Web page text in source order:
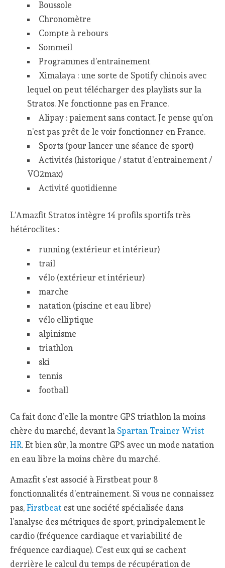
Boussole
Chronomètre
Compte à rebours
Sommeil
Programmes d’entrainement
Ximalaya : une sorte de Spotify chinois avec
lequel on peut télécharger des playlists sur la
Stratos. Ne fonctionne pas en France.
Alipay : paiement sans contact. Je pense qu’on
n’est pas prêt de le voir fonctionner en France.
Sports (pour lancer une séance de sport)
Activités (historique / statut d’entrainement /
VO2max)
Activité quotidienne
L’Amazfit Stratos intègre 14 profils sportifs très
hétéroclites :
running (extérieur et intérieur)
trail
vélo (extérieur et intérieur)
marche
natation (piscine et eau libre)
vélo elliptique
alpinisme
triathlon
ski
tennis
football
Ca fait donc d’elle la montre GPS triathlon la moins
chère du marché, devant la Spartan Trainer Wrist
HR. Et bien sûr, la montre GPS avec un mode natation
en eau libre la moins chère du marché.
Amazfit s’est associé à Firstbeat pour 8
fonctionnalités d’entrainement. Si vous ne connaissez
pas,Firstbeat est une société spécialisée dans
l’analyse des métriques de sport, principalement le
cardio (fréquence cardiaque et variabilité de
fréquence cardiaque). C’est eux qui se cachent
derrière le calcul du temps de récupération de